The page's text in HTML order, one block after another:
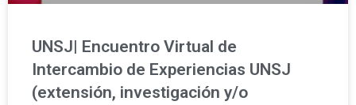
UNSJ| Encuentro Virtual de
Intercambio de Experiencias UNSJ
(extensión, investigación y/o